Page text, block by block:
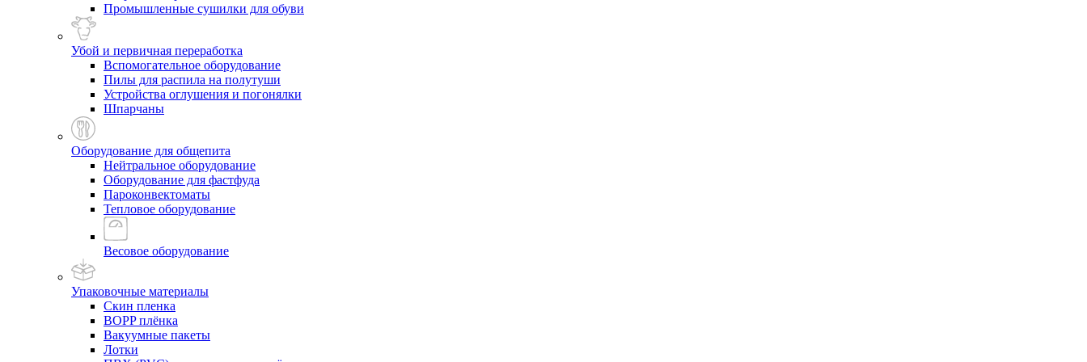
Промышленные сушилки для обуви
Убой и первичная переработка
Вспомогательное оборудование
Пилы для распила на полутуши
Устройства оглушения и погонялки
Шпарчаны
Оборудование для общепита
Нейтральное оборудование
Оборудование для фастфуда
Пароконвектоматы
Тепловое оборудование
Весовое оборудование
Упаковочные материалы
Скин пленка
BOPP плёнка
Вакуумные пакеты
Лотки